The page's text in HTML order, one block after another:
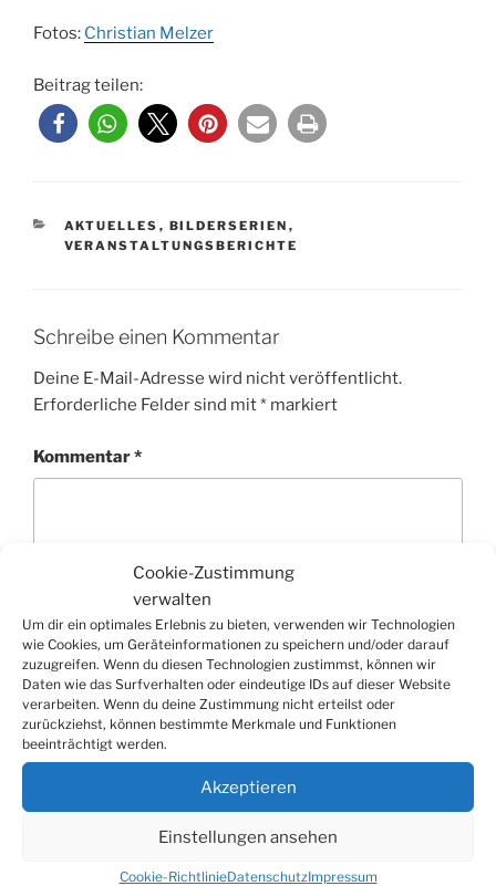
Cookie-Zustimmung
verwalten
Um dir ein optimales Erlebnis zu bieten, verwenden wir Technologien
wie Cookies, um Geräteinformationen zu speichern und/oder darauf
zuzugreifen. Wenn du diesen Technologien zustimmst, können wir
Daten wie das Surfverhalten oder eindeutige IDs auf dieser Website
verarbeiten. Wenn du deine Zustimmung nicht erteilst oder
zurückziehst, können bestimmte Merkmale und Funktionen
beeinträchtigt werden.
Akzeptieren
Einstellungen ansehen
Cookie-RichtlinieDatenschutzImpressum
Fotos: Christian Melzer
Beitrag teilen:
KATEGORIEN
AKTUELLES , BILDERSERIEN ,
VERANSTALTUNGSBERICHTE
Schreibe einen Kommentar
Deine E-Mail-Adresse wird nicht veröffentlicht.
Erforderliche Felder sind mit* markiert
Kommentar*
Name*